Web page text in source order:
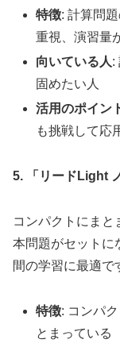
特徴: 計算問
重視、演習量
向いている人:
固めたい人
活用のポイン
も挑戦して応
5. 「リードLight
コンパクトにまと
本問題がセットに
間の学習に最適で
特徴: コンパ
とまっている